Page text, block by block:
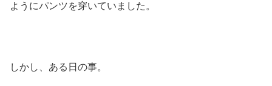
ようにパンツを穿いていました。
しかし、ある日の事。